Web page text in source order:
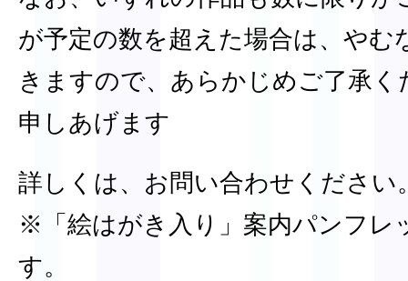
が予定の数を超えた場合は、や
きますので、あらかじめご了承
申しあげます
詳しくは、お問い合わせください
※「絵はがき入り」案内パンフレ
す。